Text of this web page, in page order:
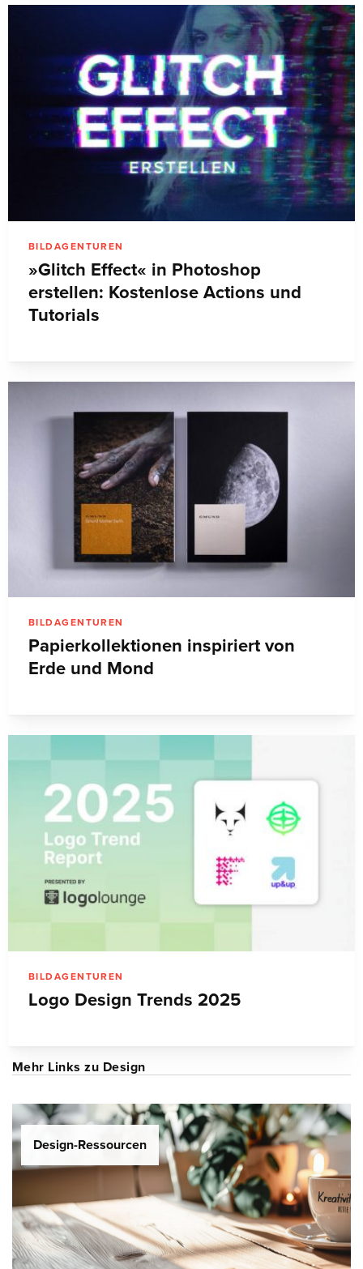
BILDAGENTUREN
»Glitch Effect« in Photoshop
erstellen: Kostenlose Actions und
Tutorials
BILDAGENTUREN
Papierkollektionen inspiriert von
Erde und Mond
BILDAGENTUREN
Logo Design Trends 2025
Mehr Links zu Design
Design-Ressourcen